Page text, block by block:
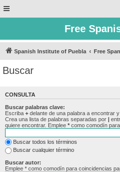
Free
Spanish Institute of Puebla Free
Buscar
CONSULTA
Buscar palabras clave:
Escriba + delante de una palabra a encontrar y
Crea una lista de palabras separadas por |
quiere encontrar. Emplee * como comodín
Buscar todos los términos
Buscar cualquier término
Buscar autor:
Emplee * como comodín para coincidencias